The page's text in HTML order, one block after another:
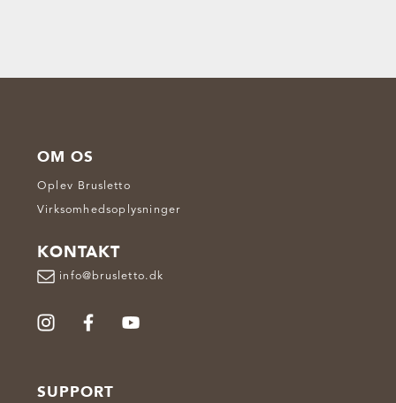
OM OS
Oplev Brusletto
Virksomhedsoplysninger
KONTAKT
info@brusletto.dk
SUPPORT